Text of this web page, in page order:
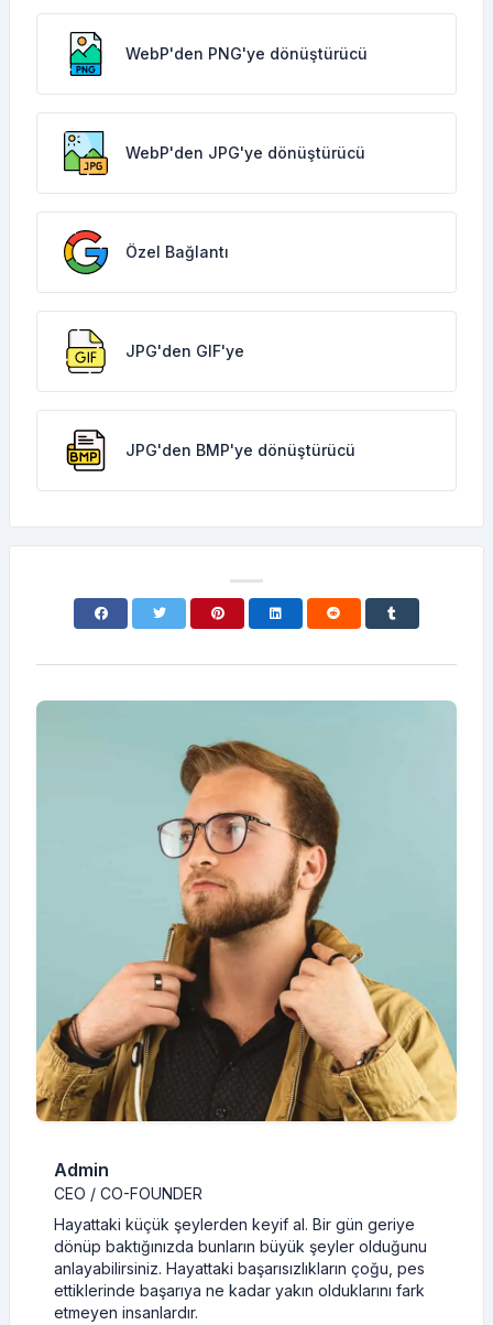
WebP'den PNG'ye dönüştürücü
WebP'den JPG'ye dönüştürücü
Özel Bağlantı
JPG'den GIF'ye
JPG'den BMP'ye dönüştürücü
Admin
CEO / CO-FOUNDER
Hayattaki küçük şeylerden keyif al. Bir gün geriye
dönüp baktığınızda bunların büyük şeyler olduğunu
anlayabilirsiniz. Hayattaki başarısızlıkların çoğu, pes
ettiklerinde başarıya ne kadar yakın olduklarını fark
etmeyen insanlardır.